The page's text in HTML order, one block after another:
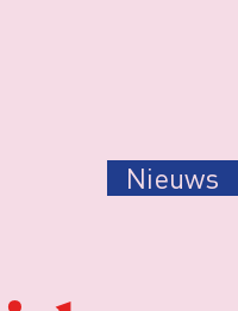
Nieuws